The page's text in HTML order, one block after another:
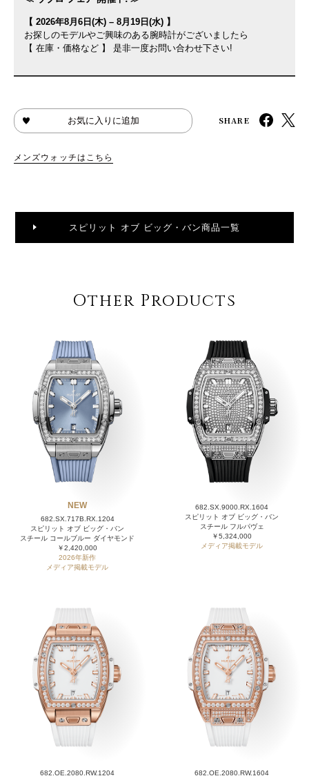
【 2026年8月6日(木) – 8月19日(水) 】
お探しのモデルやご興味のある腕時計がございましたら
【 在庫・価格など 】 是非一度お問い合わせ下さい!
お気に入りに追加 SHARE
メンズウォッチはこちら
スピリット オブ ビッグ・バン商品一覧
Other Products
NEW
682.SX.717B.RX.1204
スピリット オブ ビッグ・バン
スチール コールブルー ダイヤモンド
￥2,420,000
2026年新作
メディア掲載モデル
682.SX.9000.RX.1604
スピリット オブ ビッグ・バン
スチール フルパヴェ
￥5,324,000
メディア掲載モデル
682.OE.2080.RW.1204 682.OE.2080.RW.1604